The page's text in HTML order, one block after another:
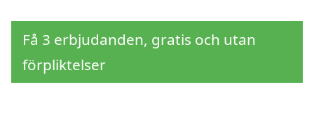
Få 3 erbjudanden, gratis och utan
förpliktelser